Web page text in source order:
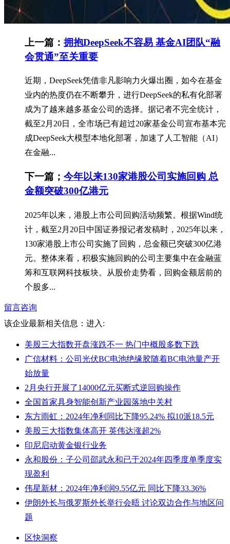
上一篇： 拥抱DeepSeek不容易 基金AI团队“融
会贯通”至关重要
近期，DeepSeek凭借非凡影响力火爆出圈，如今在基金
业内的热度仍在不断攀升，进行DeepSeek的私有化部署
成为了越来越多基金公司的选择。据记者不完全统计，
截至2月20日，全市场已有超过20家基金公司宣布基本完
成DeepSeek大模型本地化部署，加速了人工智能（AI）
在金融...
下一篇； 今年以来130家港股公司实施回购 总
金额突破300亿港元
2025年以来，港股上市公司回购活动频繁。根据Wind统
计，截至2月20日中国证券报记者发稿时，2025年以来，
130家港股上市公司实施了回购，总金额已突破300亿港
元。整体来看，积极实施回购的公司主要集中在金融蓝
筹和互联网科技板块。从股价走势看，回购金额居前的
个股多...
留言咨询
该企业最新相关信息： 进入:
美股三大指数开盘涨跌不一 热门中概股多数下跌
广信材料：公司光伏BC电池绝缘胶随着BC电池量产开
始放量
2月央行开展了14000亿元买断式逆回购操作
全国首家具身智能创新产业园落地中关村
东方雨虹：2024年净利同比下降95.24% 拟10派18.5元
美股三大指数集体高开 英伟达涨超2%
印尼启动黄金银行业务
永和股份：子公司邵武永和已于2024年四季度单季度实
现盈利
伟星新材：2024年净利润9.55亿元 同比下降33.36%
伊朗外长与俄罗斯外长举行会晤 讨论双边合作与地区问
题
区快洞察